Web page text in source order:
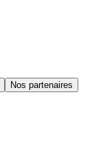
Nos partenaires